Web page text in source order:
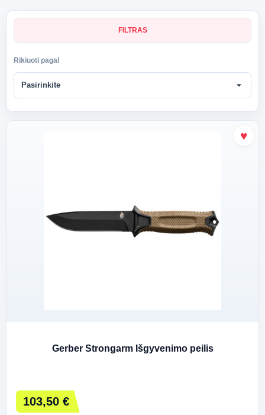
FILTRAS
Rikiuoti pagal
Pasirinkite arrow_drop_down
Gerber Strongarm Išgyvenimo peilis
103,50 €